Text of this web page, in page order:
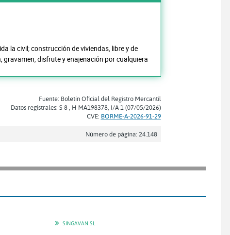
la civil; construcción de viviendas, libre y de
disfrute y enajenación por cualquiera
Fuente: Boletín Oficial del Registro Mercantil
Datos registrales: S 8 , H MA198378, I/A 1 (07/05/2026)
CVE: BORME-A-2026-91-29
Número de página: 24.148
SINGAVAN SL